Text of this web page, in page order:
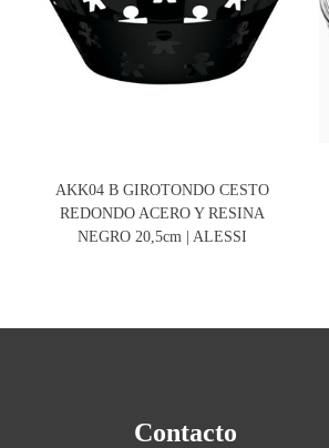
AKK04 B GIROTONDO CESTO
REDONDO ACERO Y RESINA
NEGRO 20,5cm | ALESSI
Contacto